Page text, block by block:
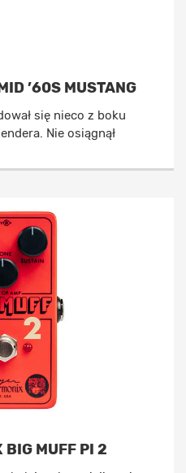
’60S MUSTANG
się nieco z boku
Nie osiągnął
BIG MUFF PI 2